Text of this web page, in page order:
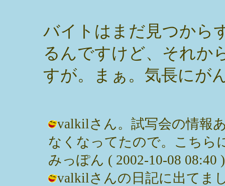
バイトはまだ見つから
るんですけど、それか
すが。まぁ。気長にが
valkilさん。試写会の情報
なくなってたので。こちら
みっぽん ( 2002-10-08 08:40 )
valkilさんの日記に出てま